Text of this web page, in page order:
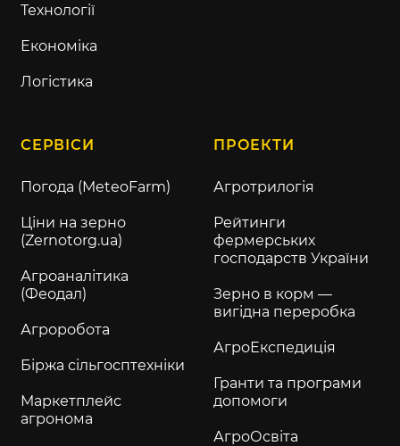
Технології
Економіка
Логістика
СЕРВІСИ
Погода (MeteoFarm)
Ціни на зерно
(Zernotorg.ua)
Агроаналітика
(Феодал)
Агроробота
Біржа сільгосптехніки
Маркетплейс
агронома
ПРОЕКТИ
Агротрилогія
Рейтинги
фермерських
господарств України
Зерно в корм —
вигідна переробка
АгроЕкспедиція
Гранти та програми
допомоги
АгроОсвіта